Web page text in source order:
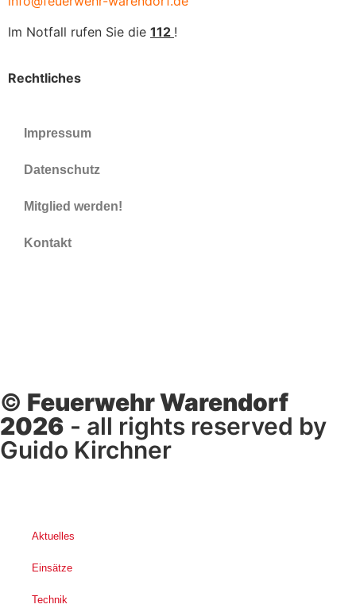
Im Notfall rufen Sie die 112 !
Rechtliches
Impressum
Datenschutz
Mitglied werden!
Kontakt
© Feuerwehr Warendorf
2026 - all rights reserved by
Guido Kirchner
Aktuelles
Einsätze
Technik